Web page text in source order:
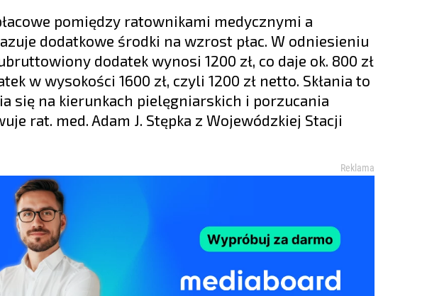
pomiędzy ratownikami medycznymi a
dodatkowe środki na wzrost płac. W odniesieniu
dodatek wynosi 1200 zł, co daje ok. 800 zł
w wysokości 1600 zł, czyli 1200 zł netto. Skłania to
się na kierunkach pielęgniarskich i porzucania
rat. med. Adam J. Stępka z Wojewódzkiej Stacji
Reklama